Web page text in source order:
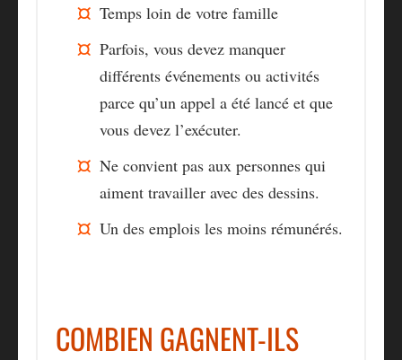
Temps loin de votre famille
Parfois, vous devez manquer
différents événements ou activités
parce qu’un appel a été lancé et que
vous devez l’exécuter.
Ne convient pas aux personnes qui
aiment travailler avec des dessins.
Un des emplois les moins rémunérés.
COMBIEN GAGNENT-ILS